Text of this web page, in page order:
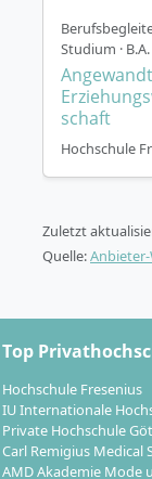
und
Der
Welche
Studium · B.A.
schaft
Hochschule
Zuletzt
Quelle:
Top
Hochschule Fresenius
IU Internationale
Private Hochschule
Carl Remigius Medical
AMD Akademie Mode